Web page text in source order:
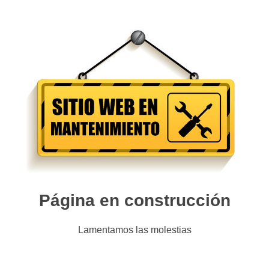
Página en construcción
Lamentamos las molestias